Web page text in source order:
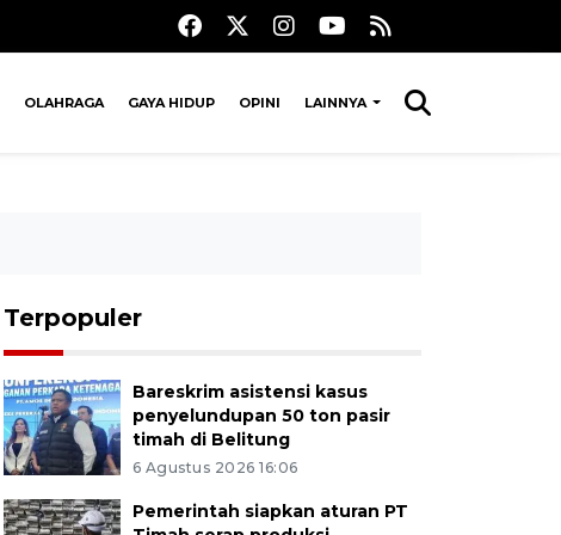
OLAHRAGA GAYA HIDUP OPINI LAINNYA
Terpopuler
Bareskrim asistensi kasus
penyelundupan 50 ton pasir
timah di Belitung
6 Agustus 2026 16:06
Pemerintah siapkan aturan PT